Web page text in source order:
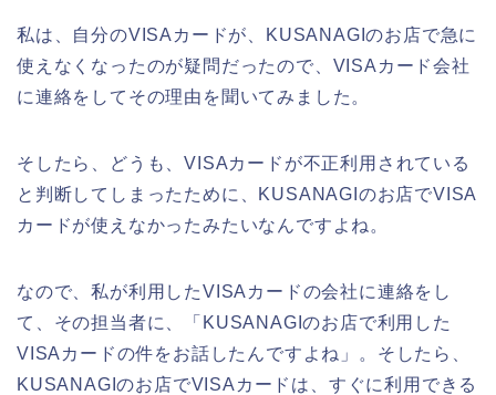
私は、自分のVISAカードが、KUSANAGIのお店で急に
使えなくなったのが疑問だったので、VISAカード会社
に連絡をしてその理由を聞いてみました。
そしたら、どうも、VISAカードが不正利用されている
と判断してしまったために、KUSANAGIのお店でVISA
カードが使えなかったみたいなんですよね。
なので、私が利用したVISAカードの会社に連絡をし
て、その担当者に、「KUSANAGIのお店で利用した
VISAカードの件をお話したんですよね」。そしたら、
KUSANAGIのお店でVISAカードは、すぐに利用できる